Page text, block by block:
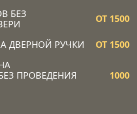
БЕЗ
ОТ 1500
ДВЕРНОЙ РУЧКИ
ОТ 1500
ПРОВЕДЕНИЯ
1000